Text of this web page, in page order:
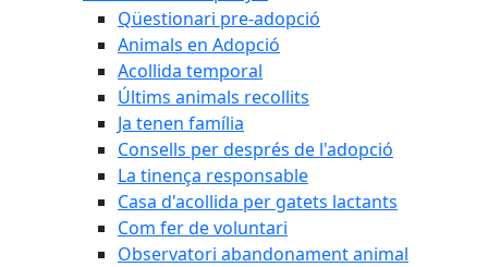
Qüestionari pre-adopció
Animals en Adopció
Acollida temporal
Últims animals recollits
Ja tenen família
Consells per després de l'adopció
La tinença responsable
Casa d'acollida per gatets lactants
Com fer de voluntari
Observatori abandonament animal